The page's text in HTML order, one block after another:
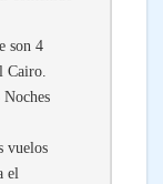
son 4
Cairo.
vuelos
el